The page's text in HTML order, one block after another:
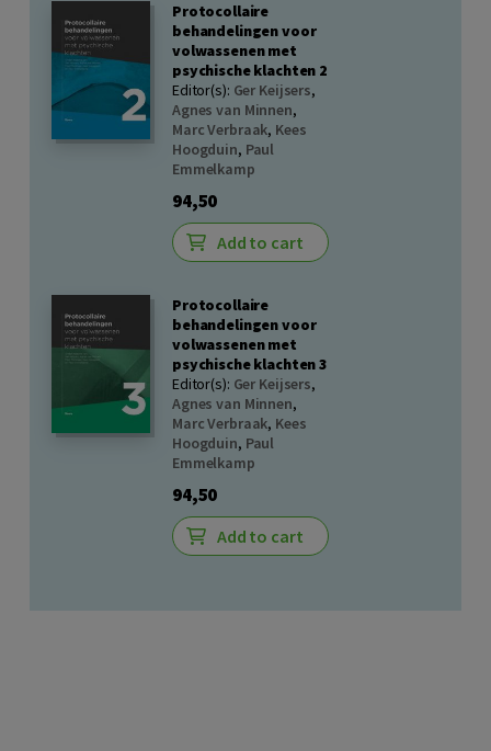
Protocollaire
behandelingen voor
volwassenen met
psychische klachten 2
Editor(s): Ger Keijsers,
Agnes van Minnen,
Marc Verbraak, Kees
Hoogduin, Paul
Emmelkamp
94,50
Add to cart
Protocollaire
behandelingen voor
volwassenen met
psychische klachten 3
Editor(s): Ger Keijsers,
Agnes van Minnen,
Marc Verbraak, Kees
Hoogduin, Paul
Emmelkamp
94,50
Add to cart